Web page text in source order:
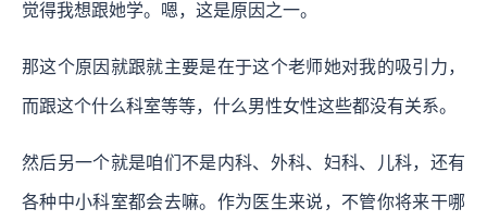
觉得我想跟她学。嗯，这是原因之一。
那这个原因就跟就主要是在于这个老师她对我的吸引力，
而跟这个什么科室等等，什么男性女性这些都没有关系。
然后另一个就是咱们不是内科、外科、妇科、儿科，还有
各种中小科室都会去嘛。作为医生来说，不管你将来干哪